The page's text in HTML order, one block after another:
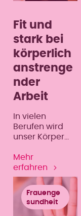
dem
und dem
gesundheitsbe
wussten
Menschen.
Fit und
stark bei
körperlich
anstrenge
nder
Arbeit
In vielen
Berufen wird
unser Körper
was leider nicht
bedeutet, dass
dies eine
ähnlich positive
Wirkung wie
Sport hat.
Mehr
erfahren
Frauenge
sundheit